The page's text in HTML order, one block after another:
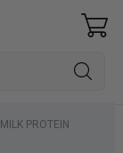
MILK PROTEIN